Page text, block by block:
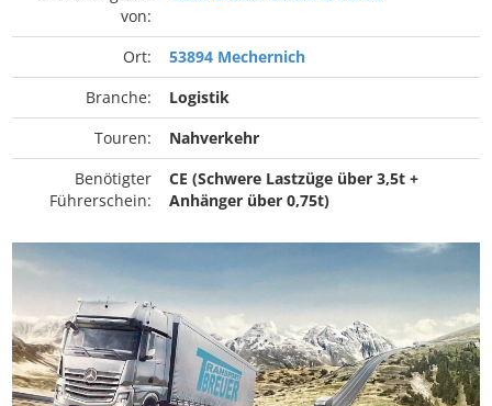
von:
Ort:
53894 Mechernich
Branche:
Logistik
Touren:
Nahverkehr
Benötigter
Führerschein:
CE (Schwere Lastzüge über 3,5t +
Anhänger über 0,75t)